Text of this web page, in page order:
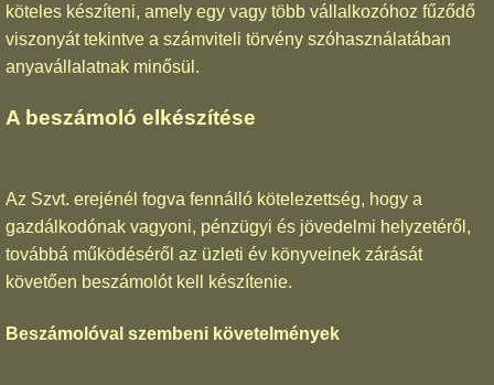
köteles készíteni, amely egy vagy több vállalkozóhoz fűződő
viszonyát tekintve a számviteli törvény szóhasználatában
anyavállalatnak minősül.
A beszámoló elkészítése
Az Szvt. erejénél fogva fennálló kötelezettség, hogy a
gazdálkodónak vagyoni, pénzügyi és jövedelmi helyzetéről,
továbbá működéséről az üzleti év könyveinek zárását
követően beszámolót kell készítenie.
Beszámolóval szembeni követelmények